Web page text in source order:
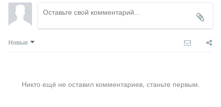
Новые
Никто ещё не оставил комментариев, станьте первым.